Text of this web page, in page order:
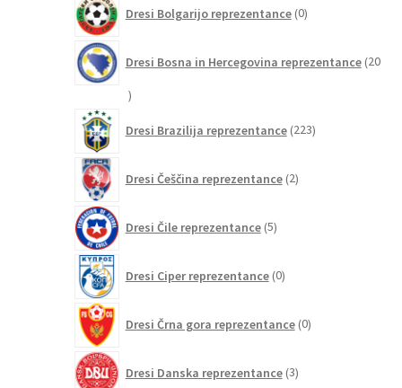
Dresi Bolgarijo reprezentance 0izdelkov
Dresi Bosna in Hercegovina reprezentance 20
20
Dresi Brazilija reprezentance 223izdelkov
Dresi Češčina reprezentance 2izdelka
Dresi Čile reprezentance 5izdelkov
Dresi Ciper reprezentance 0izdelkov
Dresi Črna gora reprezentance 0izdelkov
Dresi Danska reprezentance 3izdelki